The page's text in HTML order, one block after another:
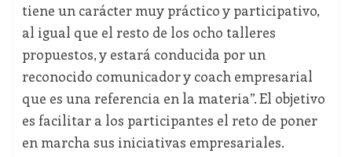
tiene un carácter muy práctico y participativo,
al igual que el resto de los ocho talleres
propuestos, y estará conducida por un
reconocido comunicador y coach empresarial
que es una referencia en la materia”. El objetivo
es facilitar a los participantes el reto de poner
en marcha sus iniciativas empresariales.